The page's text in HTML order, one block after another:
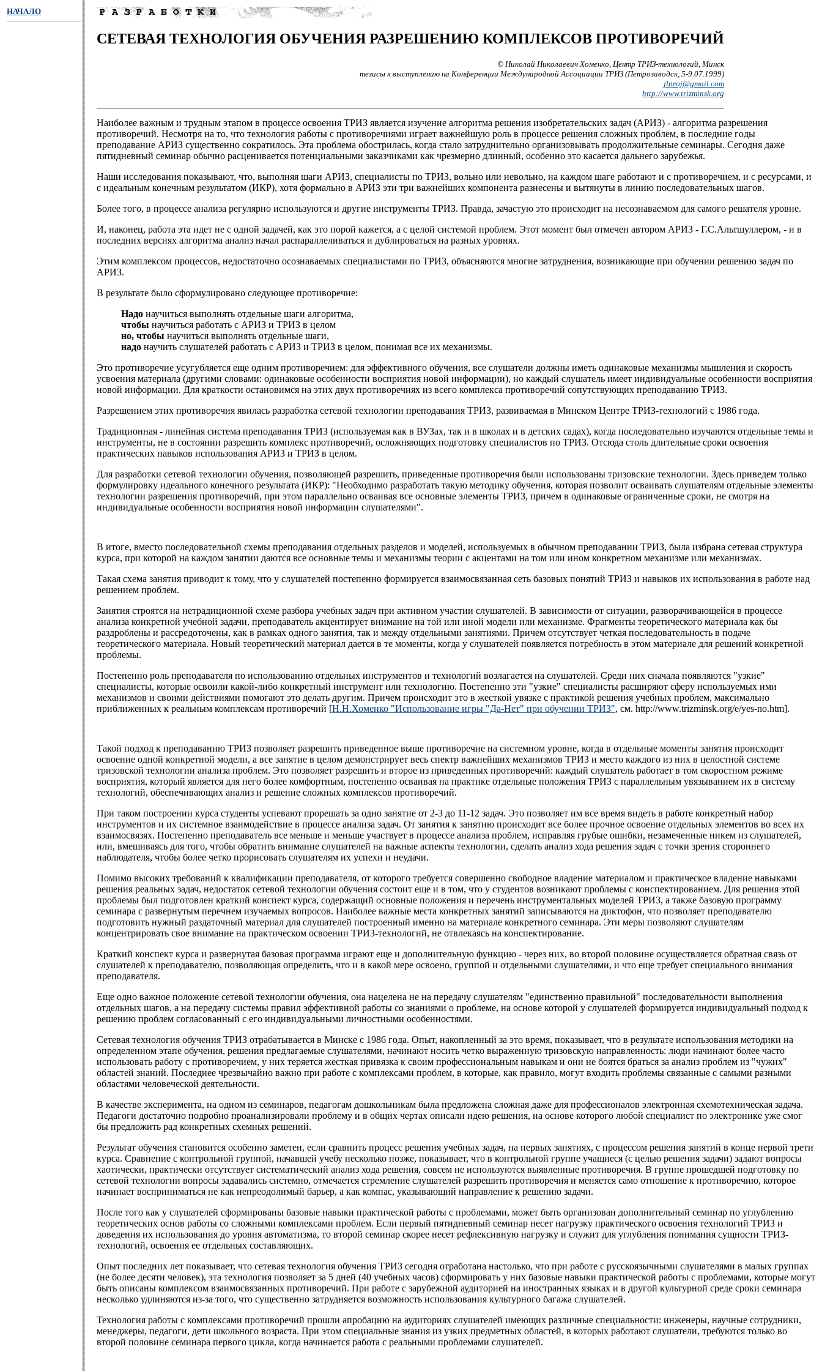
НАЧАЛО
СЕТЕВАЯ ТЕХНОЛОГИЯ ОБУЧЕНИЯ РАЗРЕШЕНИЮ КОМПЛЕКСОВ ПРОТИВОРЕЧИЙ
© Николай Николаевич Хоменко, Центр ТРИЗ-технологий, Минск
тезисы к выступлению на Конференции Международной Ассоциации ТРИЗ (Петрозаводск, 5-9.07.1999)
jlproj@gmail.com
http://www.trizminsk.org
Наиболее важным и трудным этапом в процессе освоения ТРИЗ является изучение алгоритма решения изобретательских задач (АРИЗ) - алгоритма разрешения
противоречий. Несмотря на то, что технология работы с противоречиями играет важнейшую роль в процессе решения сложных проблем, в последние годы
преподавание АРИЗ существенно сократилось. Эта проблема обострилась, когда стало затруднительно организовывать продолжительные семинары. Сегодня даже
пятидневный семинар обычно расценивается потенциальными заказчиками как чрезмерно длинный, особенно это касается дальнего зарубежья.
Наши исследования показывают, что, выполняя шаги АРИЗ, специалисты по ТРИЗ, вольно или невольно, на каждом шаге работают и с противоречием, и с ресурсами, и
с идеальным конечным результатом (ИКР), хотя формально в АРИЗ эти три важнейших компонента разнесены и вытянуты в линию последовательных шагов.
Более того, в процессе анализа регулярно используются и другие инструменты ТРИЗ. Правда, зачастую это происходит на несознаваемом для самого решателя уровне.
И, наконец, работа эта идет не с одной задачей, как это порой кажется, а с целой системой проблем. Этот момент был отмечен автором АРИЗ - Г.С.Альтшуллером, - и в
последних версиях алгоритма анализ начал распараллеливаться и дублироваться на разных уровнях.
Этим комплексом процессов, недостаточно осознаваемых специалистами по ТРИЗ, объясняются многие затруднения, возникающие при обучении решению задач по
АРИЗ.
В результате было сформулировано следующее противоречие:
Надо научиться выполнять отдельные шаги алгоритма,
чтобы научиться работать с АРИЗ и ТРИЗ в целом
но, чтобы научиться выполнять отдельные шаги,
надо научить слушателей работать с АРИЗ и ТРИЗ в целом, понимая все их механизмы.
Это противоречие усугубляется еще одним противоречием: для эффективного обучения, все слушатели должны иметь одинаковые механизмы мышления и скорость
усвоения материала (другими словами: одинаковые особенности восприятия новой информации), но каждый слушатель имеет индивидуальные особенности восприятия
новой информации. Для краткости остановимся на этих двух противоречиях из всего комплекса противоречий сопутствующих преподаванию ТРИЗ.
Разрешением этих противоречия явилась разработка сетевой технологии преподавания ТРИЗ, развиваемая в Минском Центре ТРИЗ-технологий с 1986 года.
Традиционная - линейная система преподавания ТРИЗ (используемая как в ВУЗах, так и в школах и в детских садах), когда последовательно изучаются отдельные темы и
инструменты, не в состоянии разрешить комплекс противоречий, осложняющих подготовку специалистов по ТРИЗ. Отсюда столь длительные сроки освоения
практических навыков использования АРИЗ и ТРИЗ в целом.
Для разработки сетевой технологии обучения, позволяющей разрешить, приведенные противоречия были использованы тризовские технологии. Здесь приведем только
формулировку идеального конечного результата (ИКР): "Необходимо разработать такую методику обучения, которая позволит осваивать слушателям отдельные элементы
технологии разрешения противоречий, при этом параллельно осваивая все основные элементы ТРИЗ, причем в одинаковые ограниченные сроки, не смотря на
индивидуальные особенности восприятия новой информации слушателями".
В итоге, вместо последовательной схемы преподавания отдельных разделов и моделей, используемых в обычном преподавании ТРИЗ, была избрана сетевая структура
курса, при которой на каждом занятии даются все основные темы и механизмы теории с акцентами на том или ином конкретном механизме или механизмах.
Такая схема занятия приводит к тому, что у слушателей постепенно формируется взаимосвязанная сеть базовых понятий ТРИЗ и навыков их использования в работе над
решением проблем.
Занятия строятся на нетрадиционной схеме разбора учебных задач при активном участии слушателей. В зависимости от ситуации, разворачивающейся в процессе
анализа конкретной учебной задачи, преподаватель акцентирует внимание на той или иной модели или механизме. Фрагменты теоретического материала как бы
раздроблены и рассредоточены, как в рамках одного занятия, так и между отдельными занятиями. Причем отсутствует четкая последовательность в подаче
теоретического материала. Новый теоретический материал дается в те моменты, когда у слушателей появляется потребность в этом материале для решений конкретной
проблемы.
Постепенно роль преподавателя по использованию отдельных инструментов и технологий возлагается на слушателей. Среди них сначала появляются "узкие"
специалисты, которые освоили какой-либо конкретный инструмент или технологию. Постепенно эти "узкие" специалисты расширяют сферу используемых ими
механизмов и своими действиями помогают это делать другим. Причем происходит это в жесткой увязке с практикой решения учебных проблем, максимально
приближенных к реальным комплексам противоречий [Н.Н.Хоменко "Использование игры "Да-Нет" при обучении ТРИЗ", см. http://www.trizminsk.org/e/yes-no.htm].
Такой подход к преподаванию ТРИЗ позволяет разрешить приведенное выше противоречие на системном уровне, когда в отдельные моменты занятия происходит
освоение одной конкретной модели, а все занятие в целом демонстрирует весь спектр важнейших механизмов ТРИЗ и место каждого из них в целостной системе
тризовской технологии анализа проблем. Это позволяет разрешить и второе из приведенных противоречий: каждый слушатель работает в том скоростном режиме
восприятия, который является для него более комфортным, постепенно осваивая на практике отдельные положения ТРИЗ с параллельным увязыванием их в систему
технологий, обеспечивающих анализ и решение сложных комплексов противоречий.
При таком построении курса студенты успевают прорешать за одно занятие от 2-3 до 11-12 задач. Это позволяет им все время видеть в работе конкретный набор
инструментов и их системное взаимодействие в процессе анализа задач. От занятия к занятию происходит все более прочное освоение отдельных элементов во всех их
взаимосвязях. Постепенно преподаватель все меньше и меньше участвует в процессе анализа проблем, исправляя грубые ошибки, незамеченные никем из слушателей,
или, вмешиваясь для того, чтобы обратить внимание слушателей на важные аспекты технологии, сделать анализ хода решения задач с точки зрения стороннего
наблюдателя, чтобы более четко прорисовать слушателям их успехи и неудачи.
Помимо высоких требований к квалификации преподавателя, от которого требуется совершенно свободное владение материалом и практическое владение навыками
решения реальных задач, недостаток сетевой технологии обучения состоит еще и в том, что у студентов возникают проблемы с конспектированием. Для решения этой
проблемы был подготовлен краткий конспект курса, содержащий основные положения и перечень инструментальных моделей ТРИЗ, а также базовую программу
семинара с развернутым перечнем изучаемых вопросов. Наиболее важные места конкретных занятий записываются на диктофон, что позволяет преподавателю
подготовить нужный раздаточный материал для слушателей построенный именно на материале конкретного семинара. Эти меры позволяют слушателям
концентрировать свое внимание на практическом освоении ТРИЗ-технологий, не отвлекаясь на конспектирование.
Краткий конспект курса и развернутая базовая программа играют еще и дополнительную функцию - через них, во второй половине осуществляется обратная связь от
слушателей к преподавателю, позволяющая определить, что и в какой мере освоено, группой и отдельными слушателями, и что еще требует специального внимания
преподавателя.
Еще одно важное положение сетевой технологии обучения, она нацелена не на передачу слушателям "единственно правильной" последовательности выполнения
отдельных шагов, а на передачу системы правил эффективной работы со знаниями о проблеме, на основе которой у слушателей формируется индивидуальный подход к
решению проблем согласованный с его индивидуальными личностными особенностями.
Сетевая технология обучения ТРИЗ отрабатывается в Минске с 1986 года. Опыт, накопленный за это время, показывает, что в результате использования методики на
определенном этапе обучения, решения предлагаемые слушателями, начинают носить четко выраженную тризовскую направленность: люди начинают более часто
использовать работу с противоречием, у них теряется жесткая привязка к своим профессиональным навыкам и они не боятся браться за анализ проблем из "чужих"
областей знаний. Последнее чрезвычайно важно при работе с комплексами проблем, в которые, как правило, могут входить проблемы связанные с самыми разными
областями человеческой деятельности.
В качестве эксперимента, на одном из семинаров, педагогам дошкольникам была предложена сложная даже для профессионалов электронная схемотехническая задача.
Педагоги достаточно подробно проанализировали проблему и в общих чертах описали идею решения, на основе которого любой специалист по электронике уже смог
бы предложить рад конкретных схемных решений.
Результат обучения становится особенно заметен, если сравнить процесс решения учебных задач, на первых занятиях, с процессом решения занятий в конце первой трети
курса. Сравнение с контрольной группой, начавшей учебу несколько позже, показывает, что в контрольной группе учащиеся (с целью решения задачи) задают вопросы
хаотически, практически отсутствует систематический анализ хода решения, совсем не используются выявленные противоречия. В группе прошедшей подготовку по
сетевой технологии вопросы задавались системно, отмечается стремление слушателей разрешить противоречия и меняется само отношение к противоречию, которое
начинает восприниматься не как непреодолимый барьер, а как компас, указывающий направление к решению задачи.
После того как у слушателей сформированы базовые навыки практической работы с проблемами, может быть организован дополнительный семинар по углублению
теоретических основ работы со сложными комплексами проблем. Если первый пятидневный семинар несет нагрузку практического освоения технологий ТРИЗ и
доведения их использования до уровня автоматизма, то второй семинар скорее несет рефлексивную нагрузку и служит для углубления понимания сущности ТРИЗ-
технологий, освоения ее отдельных составляющих.
Опыт последних лет показывает, что сетевая технология обучения ТРИЗ сегодня отработана настолько, что при работе с русскоязычными слушателями в малых группах
(не более десяти человек), эта технология позволяет за 5 дней (40 учебных часов) сформировать у них базовые навыки практической работы с проблемами, которые могут
быть описаны комплексом взаимосвязанных противоречий. При работе с зарубежной аудиторией на иностранных языках и в другой культурной среде сроки семинара
несколько удлиняются из-за того, что существенно затрудняется возможность использования культурного багажа слушателей.
Технология работы с комплексами противоречий прошли апробацию на аудиториях слушателей имеющих различные специальности: инженеры, научные сотрудники,
менеджеры, педагоги, дети школьного возраста. При этом специальные знания из узких предметных областей, в которых работают слушатели, требуются только во
второй половине семинара первого цикла, когда начинается работа с реальными проблемами слушателей.